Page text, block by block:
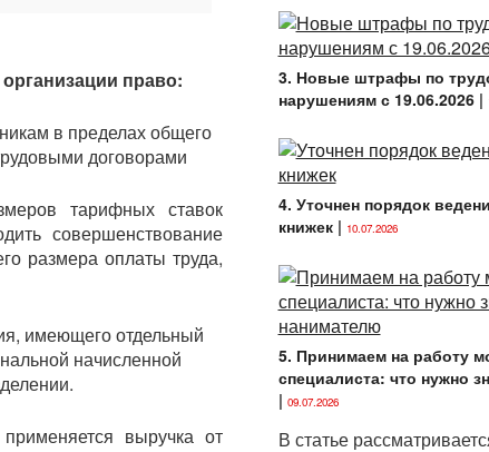
право:
в пределах общего
договорами
тарифных ставок
совершенствование
размера оплаты труда,
имеющего отдельный
начисленной
выручка от
3. Новые штрафы по
нарушениям с 19.06.2026|
4. Уточнен порядок
книжек| 10.07.2026
5. Принимаем на работу
специалиста: что нужно
| 09.07.2026
В статье